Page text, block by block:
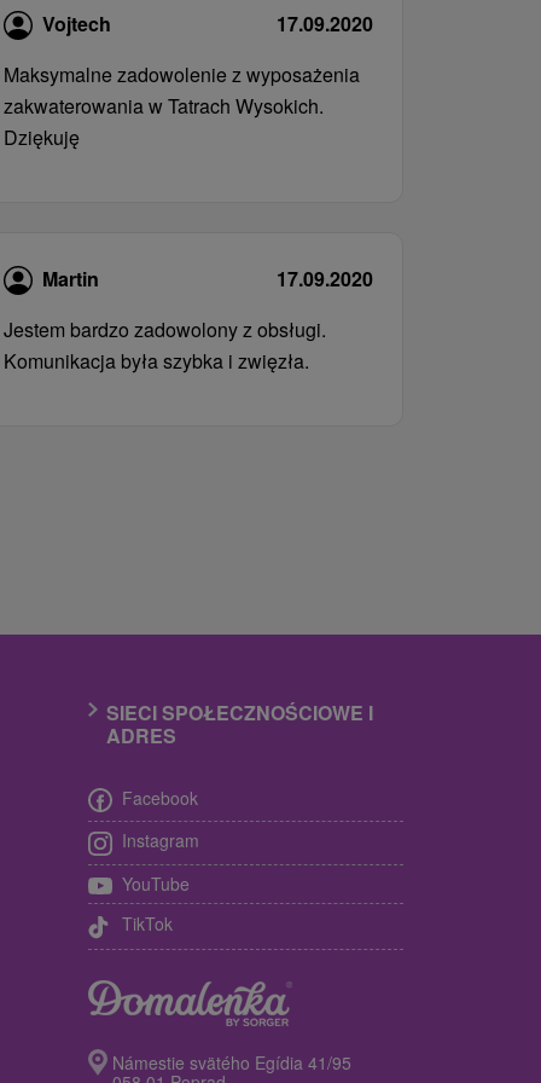
Vojtech
17.09.2020
Maksymalne zadowolenie z wyposażenia
zakwaterowania w Tatrach Wysokich.
Dziękuję
Martin
17.09.2020
Jestem bardzo zadowolony z obsługi.
Komunikacja była szybka i zwięzła.
SIECI SPOŁECZNOŚCIOWE I
ADRES
Facebook
Instagram
YouTube
TikTok
Námestie svätého Egídia 41/95